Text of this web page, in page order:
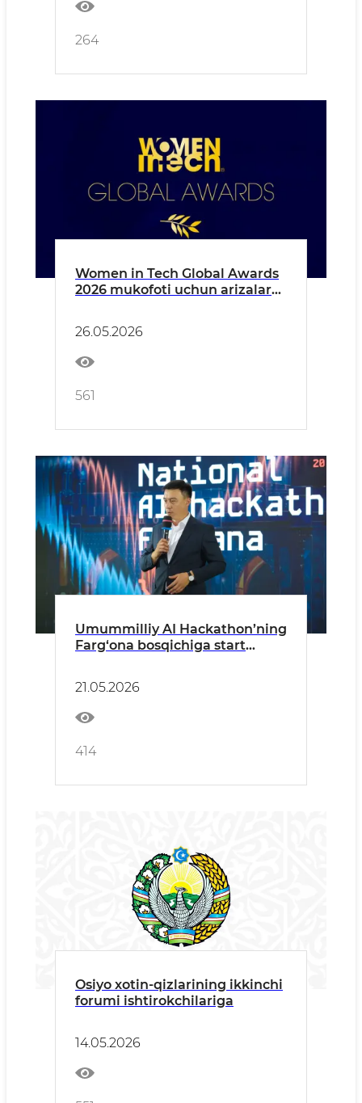
264
Women in Tech Global Awards
2026 mukofoti uchun arizalar
26.05.2026
561
Umummilliy AI Hackathon’ning
Farg‘ona bosqichiga start
21.05.2026
414
Osiyo xotin-qizlarining ikkinchi
forumi ishtirokchilariga
14.05.2026